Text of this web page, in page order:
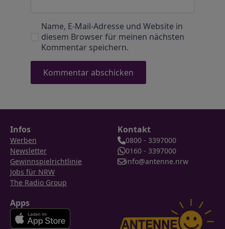
Name, E-Mail-Adresse und Website in
diesem Browser für meinen nächsten
Kommentar speichern.
Infos
Werben
Newsletter
Gewinnspielrichtlinie
Jobs für NRW
The Radio Group
Kontakt
0800 - 3397000
0160 - 3397000
info@antenne.nrw
Apps